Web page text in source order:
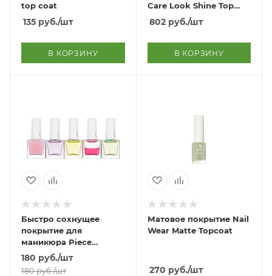
top coat
135 руб./шт
В КОРЗИНУ
Care Look Shine Top
Coat
802руб./шт
В КОРЗИНУ
Быстро сохнущее
покрытие для
маникюра Piece
Matching Nails Care
Quick Top Coat
180 руб./шт
180руб./шт
Матовое покрытие Nail
Wear Matte Topcoat
270 руб./шт